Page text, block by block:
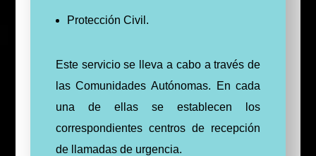
Protección Civil.
Este servicio se lleva a cabo a través de
las Comunidades Autónomas. En cada
una de ellas se establecen los
correspondientes centros de recepción
de llamadas de urgencia.